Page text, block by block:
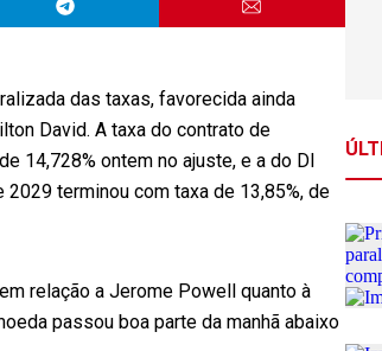
das taxas, favorecida ainda
David. A taxa do contrato de
14,728% ontem no ajuste, e a do DI
2029 terminou com taxa de 13,85%, de
relação a Jerome Powell quanto à
passou boa parte da manhã abaixo